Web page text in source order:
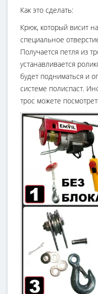
Как это сделать:
Крюк, который висит
специальное
Получается петля из
устанавливается
будет подниматься и
системе полиспаст.
трос можете